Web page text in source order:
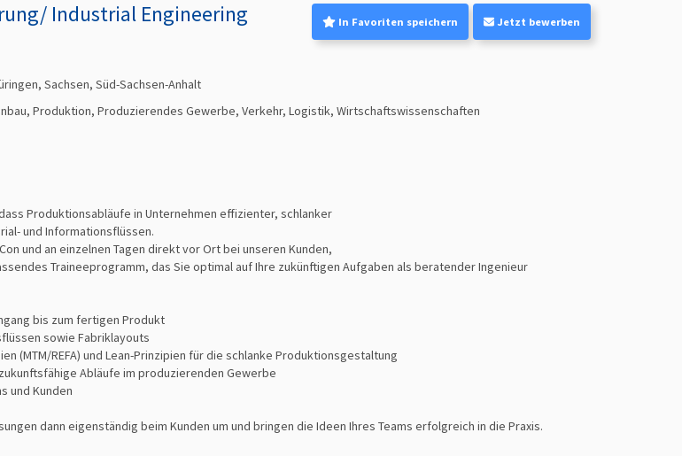
In Favoriten speichern Jetzt bewerben
Industrial Engineering
Sachsen, Süd-Sachsen-Anhalt
Produktion, Produzierendes Gewerbe, Verkehr, Logistik, Wirtschaftswissenschaften
Produktionsabläufe in Unternehmen effizienter, schlanker
und Informationsflüssen.
und an einzelnen Tagen direkt vor Ort bei unseren Kunden,
Traineeprogramm, das Sie optimal auf Ihre zukünftigen Aufgaben als beratender Ingenieur
bis zum fertigen Produkt
sowie Fabriklayouts
(MTM/REFA) und Lean-Prinzipien für die schlanke Produktionsgestaltung
Abläufe im produzierenden Gewerbe
und Kunden
dann eigenständig beim Kunden um und bringen die Ideen Ihres Teams erfolgreich in die Praxis.